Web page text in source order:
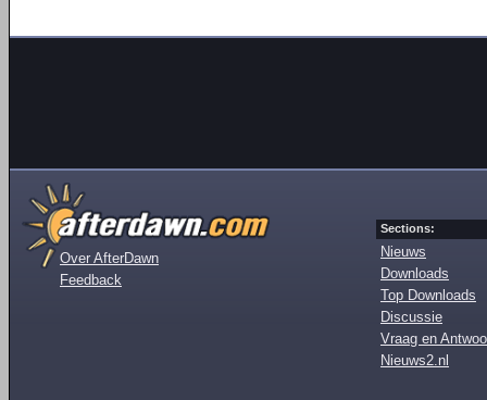
Over AfterDawn
Feedback
Sections:
Nieuws
Downloads
Top Downloads
Discussie
Vraag en
Nieuws2.nl